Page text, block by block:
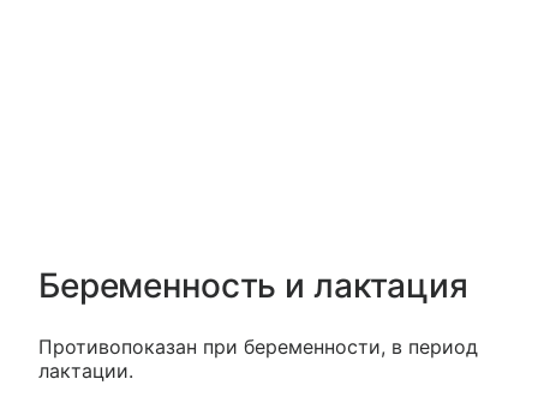
Беременность и лактация
Противопоказан при беременности, в период
лактации.